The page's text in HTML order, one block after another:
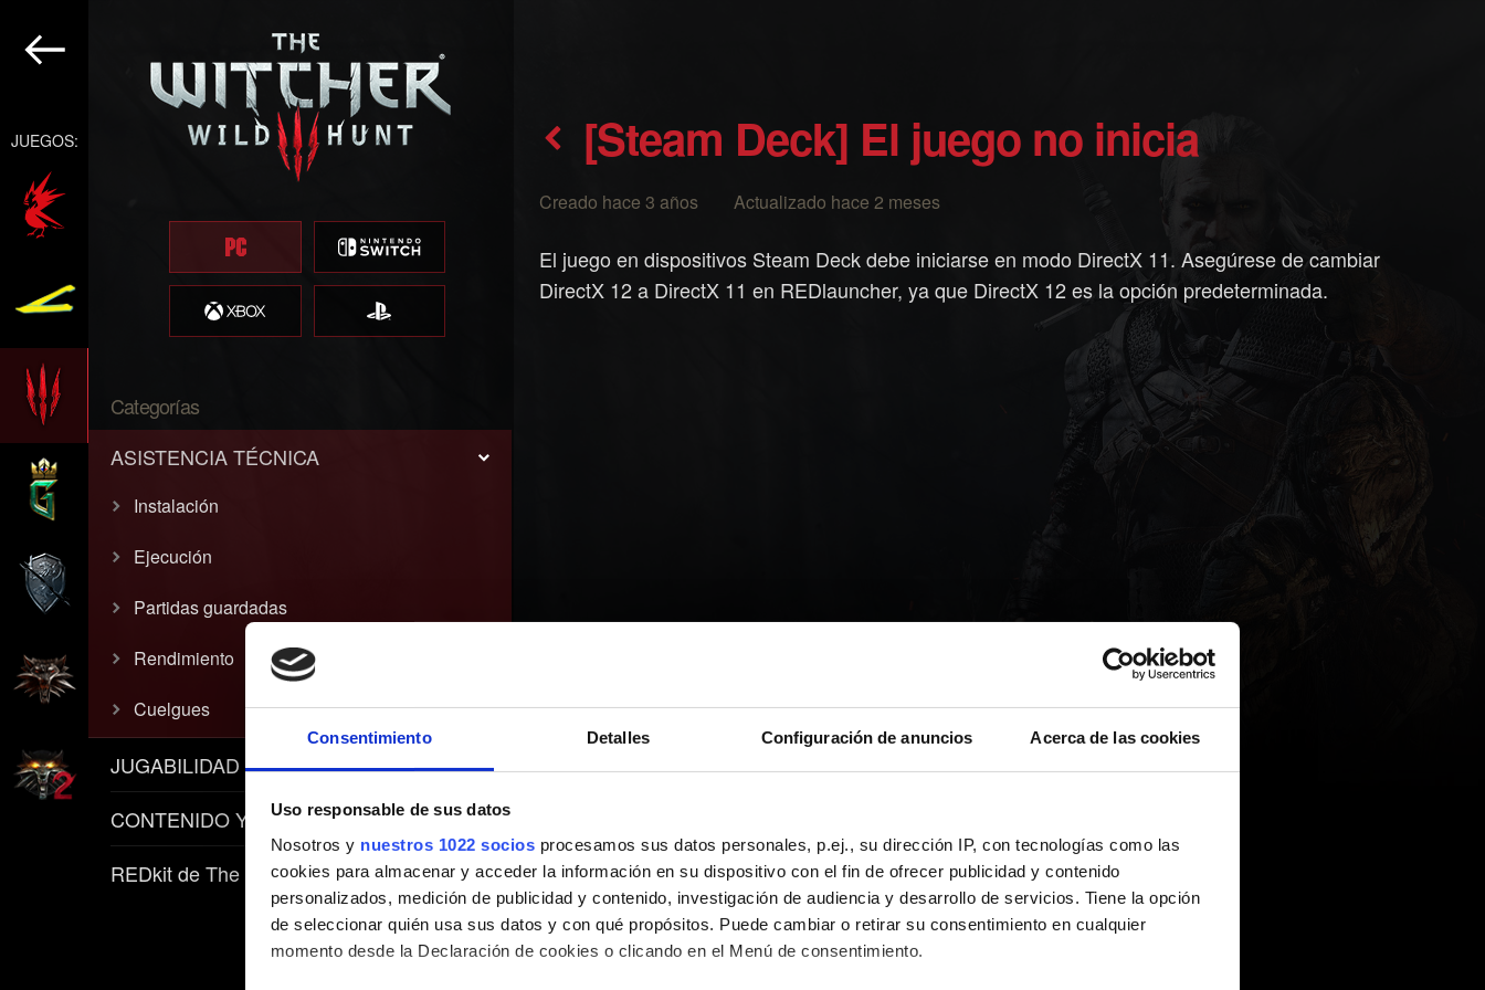
Consentimiento Detalles Configuración de anuncios Acerca de las cookies
Uso responsable de sus datos
Nosotros y nuestros 1022 socios procesamos sus datos personales, p.ej., su dirección IP, con tecnologías como las
cookies para almacenar y acceder la información en su dispositivo con el fin de ofrecer publicidad y contenido
personalizados, medición de publicidad y contenido, investigación de audiencia y desarrollo de servicios. Tiene la opción
de seleccionar quién usa sus datos y con qué propósitos. Puede cambiar o retirar su consentimiento en cualquier
momento desde la Declaración de cookies o clicando en el Menú de consentimiento.
JUEGOS:
Categorías
ASISTENCIA TÉCNICA
Instalación
Ejecución
Partidas guardadas
Rendimiento
Cuelgues
JUGABILIDAD
CONTENIDO Y POLÍTICAS
REDkit de The Witcher 3
[Steam Deck] El juego no inicia
Creado hace 3 años Actualizado hace 2 meses
El juego en dispositivos Steam Deck debe iniciarse en modo DirectX 11. Asegúrese de cambiar
DirectX 12 a DirectX 11 en REDlauncher, ya que DirectX 12 es la opción predeterminada.